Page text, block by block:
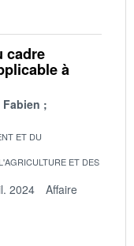
cadre
à
Fabien
ET DU
ET DES
2024
Affaire